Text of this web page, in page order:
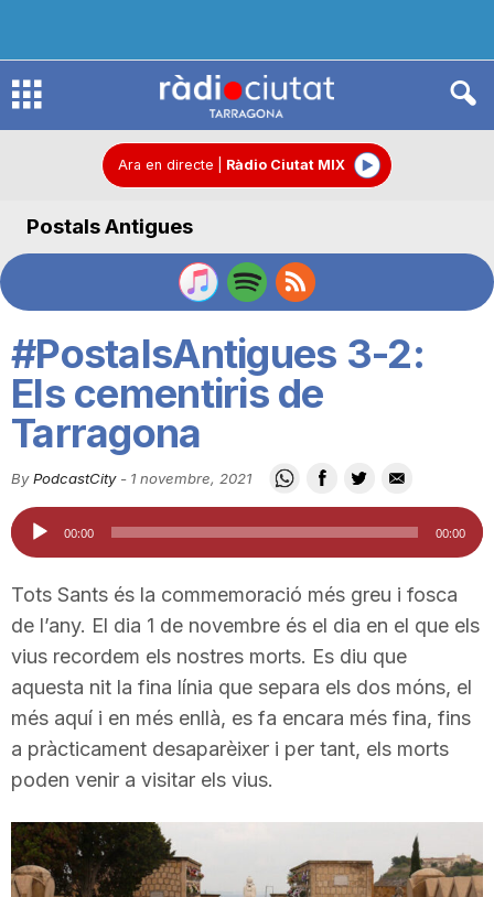
R
d
o
C
u
t
a
d
Ara en directe Ràdio Ciutat MIX
Postals Antigues
#PostalsAntigues 3-2:
Els cementiris de
Tarragona
By PodcastCity- 1 novembre, 2021
Reproductor
d'àudio
00:00 00:00
Tots Sants és la commemoració més greu i fosca
de l’any. El dia 1 de novembre és el dia en el que els
vius recordem els nostres morts. Es diu que
aquesta nit la fina línia que separa els dos móns, el
més aquí i en més enllà, es fa encara més fina, fins
a pràcticament desaparèixer i per tant, els morts
poden venir a visitar els vius.